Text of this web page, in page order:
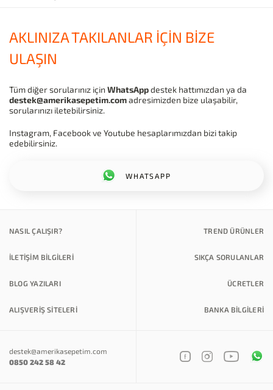
AKLINIZA TAKILANLAR İÇİN BİZE
ULAŞIN
WHATSAPP
Tüm diğer sorularınız için WhatsAppdestek hattımızdan ya da
destek@amerikasepetim.comadresimizden bize ulaşabilir,
sorularınızı iletebilirsiniz.
Instagram, Facebook ve Youtube hesaplarımızdan bizi takip
edebilirsiniz.
NASIL ÇALIŞIR? TREND ÜRÜNLER
İLETİŞİM BİLGİLERİ SIKÇA SORULANLAR
BLOG YAZILARI ÜCRETLER
ALIŞVERİŞ SİTELERİ BANKA BILGILERI
destek@amerikasepetim.com
0850 242 58 42